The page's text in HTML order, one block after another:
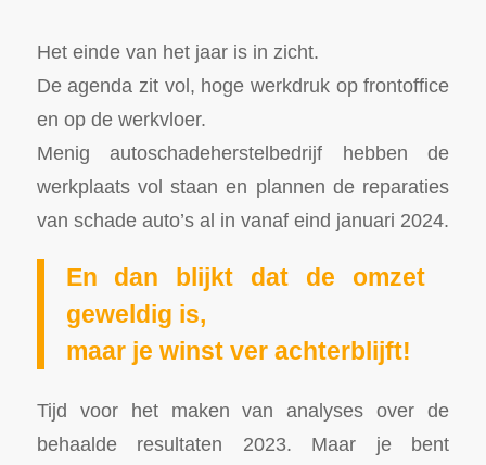
Het einde van het jaar is in zicht.
De agenda zit vol, hoge werkdruk op frontoffice
en op de werkvloer.
Menig autoschadeherstelbedrijf hebben de
werkplaats vol staan en plannen de reparaties
van schade auto’s al in vanaf eind januari 2024.
En dan blijkt dat de omzet
geweldig is,
maar je winst ver achterblijft!
Tijd voor het maken van analyses over de
behaalde resultaten 2023. Maar je bent